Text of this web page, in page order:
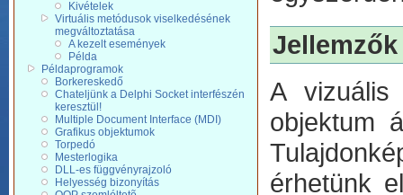
Kivételek
Virtuális metódusok viselkedésének
megváltoztatása
A kezelt események
Példa
Példaprogramok
Borkereskedő
Chateljünk a Delphi Socket interfészén
keresztül!
Multiple Document Interface (MDI)
Grafikus objektumok
Torpedó
Mesterlogika
DLL-es függvényrajzoló
Helyesség bizonyítás
A
objektum
érhetünk